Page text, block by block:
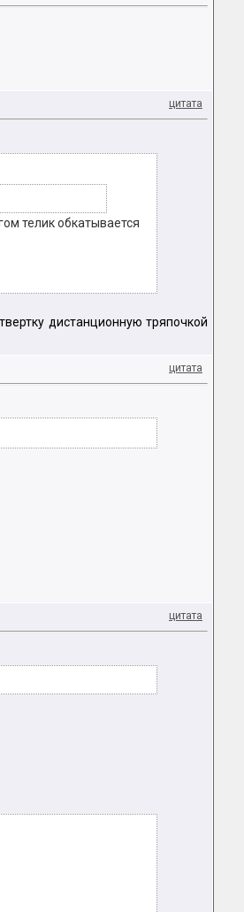
цитата
телик обкатывается
дистанционную тряпочкой
цитата
цитата